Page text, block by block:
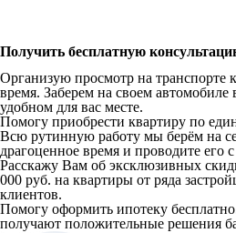
Получить бесплатную
Организую просмотр на транспорте
время. Заберем на своем
удобном для вас месте.
Помогу приобрести квартиру по
Всю рутинную работу мы берём на
драгоценное время и проводите его
Расскажу Вам об эксклюзивных
000 руб. на квартиры от ряда
клиентов.
Помогу оформить ипотеку
получают положительные решения